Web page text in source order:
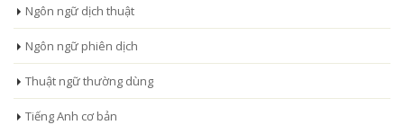
Ngôn ngữ dịch thuật
Ngôn ngữ phiên dịch
Thuật ngữ thường dùng
Tiếng Anh cơ bản